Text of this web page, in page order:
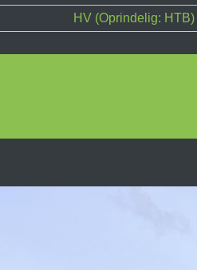
HV (Oprindelig: HTB)